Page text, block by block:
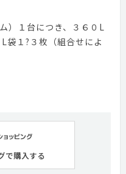
）１台につき、３６０L
袋１?３枚（組合せによ
で購入する